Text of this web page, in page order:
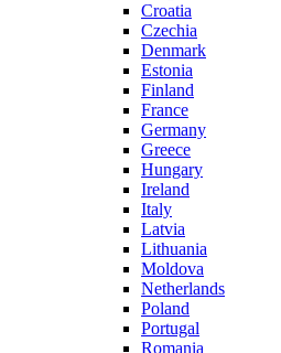
Croatia
Czechia
Denmark
Estonia
Finland
France
Germany
Greece
Hungary
Ireland
Italy
Latvia
Lithuania
Moldova
Netherlands
Poland
Portugal
Romania